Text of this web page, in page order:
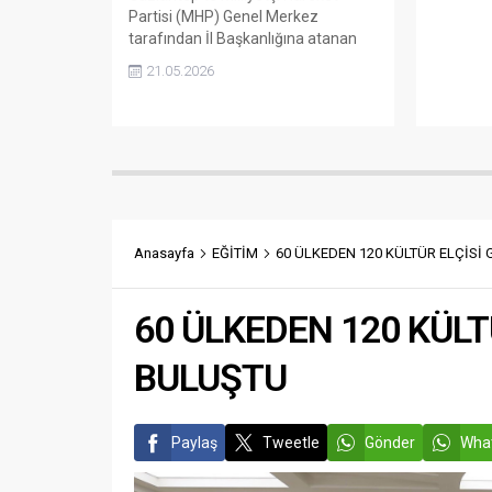
Partisi (MHP) Genel Merkez
tarafından İl Başkanlığına atanan
MHP Başkanlıklarına yeni atamalar
Başkanlığında Merkez ilçeler ile
21.05.2026
Anasayfa EĞİTİM 60 ÜLKEDEN 120 KÜLTÜR ELÇİSİ
60 ÜLKEDEN 120
BULUŞTU
Paylaş Tweetle Gönder